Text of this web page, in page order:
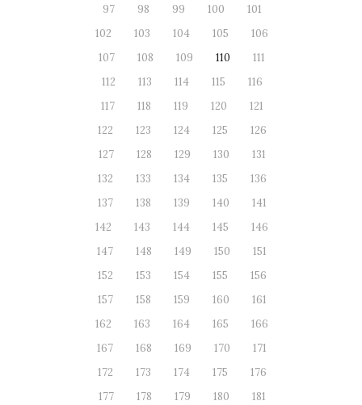
97
98 99 100
101
102
103 104 105
106
107
108 109 110
111
112
113 114 115
116
117
118 119 120
121
122
123 124 125
126
127
128 129 130
131
132
133 134 135
136
137
138 139 140
141
142
143 144 145
146
147
148 149 150
151
152
153 154 155
156
157
158 159 160
161
162
163 164 165
166
167
168 169 170
171
172
173 174 175
176
177
178 179 180
181